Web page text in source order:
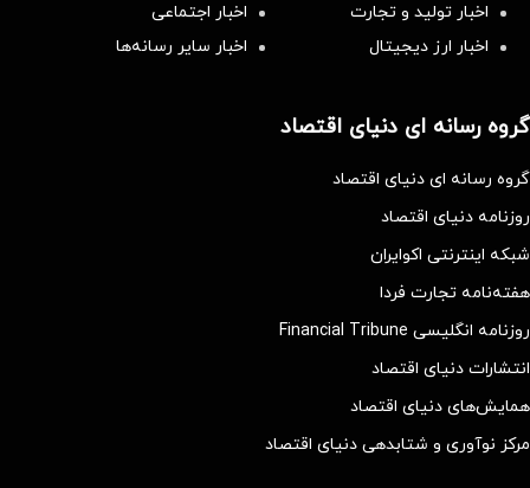
اخبار تولید و تجارت
اخبار اجتماعی
اخبار ارز دیجیتال
اخبار سایر رسانه‌‌ها
گروه رسانه ای دنیای اقتصاد
گروه رسانه ای دنیای اقتصاد
روزنامه دنیای اقتصاد
شبکه اینترنتی اکوایران
هفته‌نامه تجارت فردا
روزنامه انگلیسی Financial Tribune
انتشارات دنیای اقتصاد
همایش‌های دنیای اقتصاد
مرکز نوآوری و شتابدهی دنیای اقتصاد